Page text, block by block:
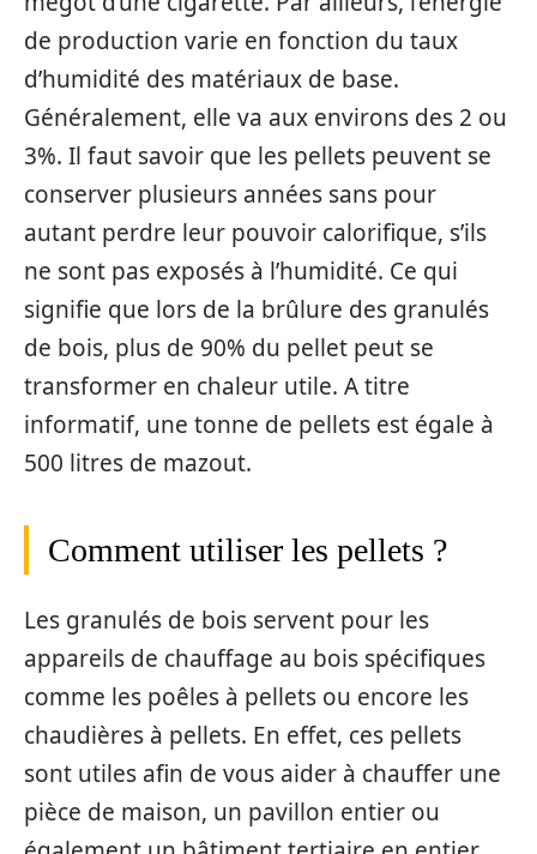
de production varie en fonction du taux
d’humidité des matériaux de base.
Généralement, elle va aux environs des 2 ou
3%. Il faut savoir que les pellets peuvent se
conserver plusieurs années sans pour
autant perdre leur pouvoir calorifique, s’ils
ne sont pas exposés à l’humidité. Ce qui
signifie que lors de la brûlure des granulés
de bois, plus de 90% du pellet peut se
transformer en chaleur utile. A titre
informatif, une tonne de pellets est égale à
500 litres de mazout.
Comment utiliser les pellets ?
Les granulés de bois servent pour les
appareils de chauffage au bois spécifiques
comme les poêles à pellets ou encore les
chaudières à pellets. En effet, ces pellets
sont utiles afin de vous aider à chauffer une
pièce de maison, un pavillon entier ou